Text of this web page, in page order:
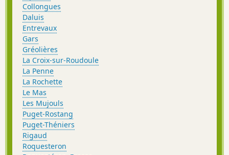
Collongues
Daluis
Entrevaux
Gars
Gréolières
La Croix-sur-Roudoule
La Penne
La Rochette
Le Mas
Les Mujouls
Puget-Rostang
Puget-Théniers
Rigaud
Roquesteron